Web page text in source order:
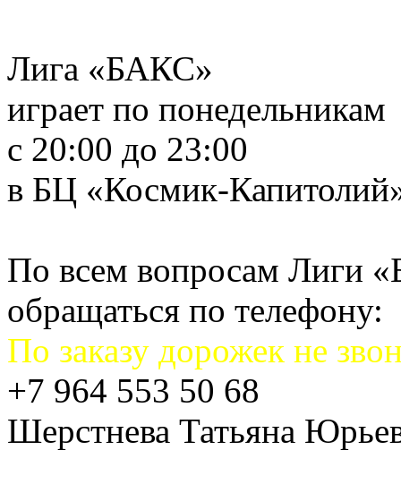
Лига «БАКС»
играет по понедельникам
с 20:00 до 23:00
в БЦ «Космик-
По всем вопросам Лиги
обращаться по телефону:
По заказу дорожек не
+7 964 553 50 68
Шерстнева Татьяна